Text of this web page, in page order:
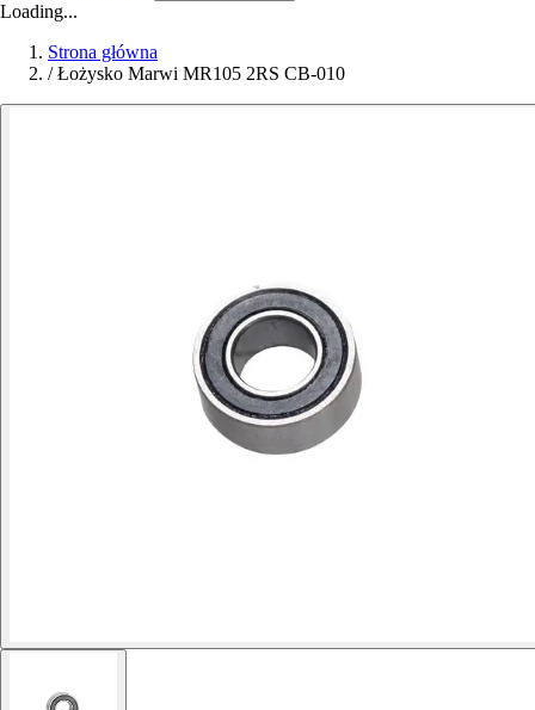
Loading...
Strona główna
/ Łożysko Marwi MR105 2RS CB-010